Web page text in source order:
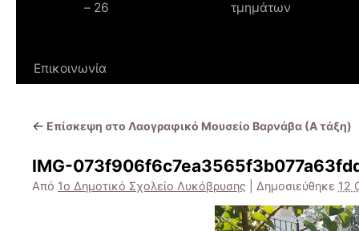
– 26
τμημάτων
Επικοινωνία
← Επίσκεψη στο Λαογραφικό Mουσείο Βαρνάβα (Α τάξη)
IMG-
Από 1ο Δημοτικό Σχολείο Λυκόβρυσης Δημοσιεύθηκε 12